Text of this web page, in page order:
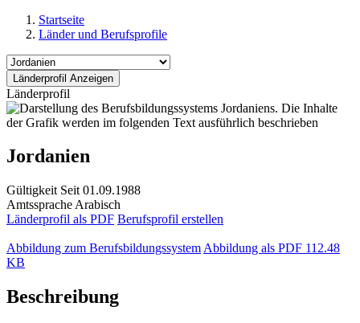
Startseite
Länder und Berufsprofile
Länderprofil
Jordanien
Gültigkeit Seit 01.09.1988
Amtssprache Arabisch
Länderprofil als PDF Berufsprofil erstellen
Abbildung zum Berufsbildungssystem Abbildung als PDF 112.48
KB
Beschreibung